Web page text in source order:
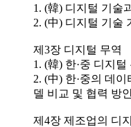
1. (韓) 디지털 기술
2. (中) 디지털 기술
제3장 디지털 무역
1. (韓) 한·중 디지털
2. (中) 한·중의 데
델 비교 및 협력 방
제4장 제조업의 디